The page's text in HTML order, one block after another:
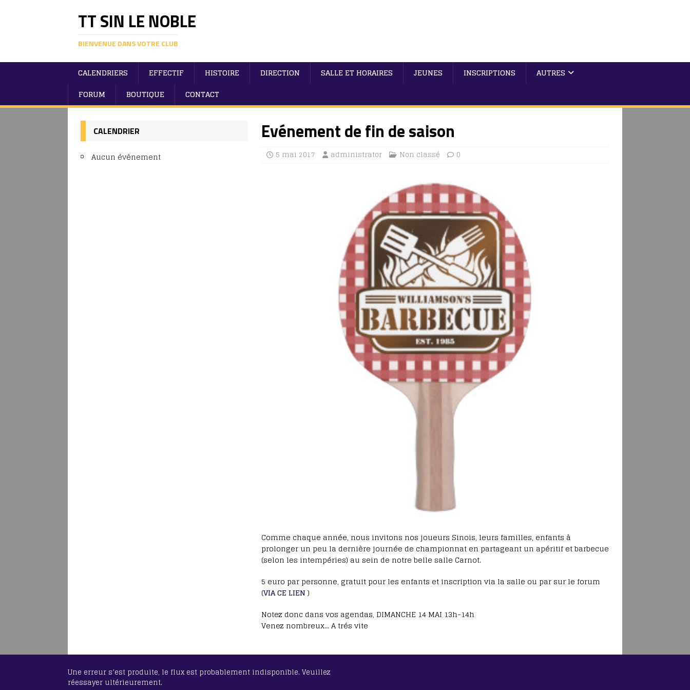
TT SIN LE NOBLE
BIENVENUE DANS VOTRE CLUB
CALENDRIERS EFFECTIF HISTOIRE DIRECTION SALLE ET HORAIRES JEUNES INSCRIPTIONS
AUTRES
FORUM
BOUTIQUE CONTACT
Evénement de fin de saison
5 mai 2017 administrator Non classé 0
Comme chaque année, nous invitons nos joueurs Sinois, leurs familles, enfants à
prolonger un peu la dernière journée de championnat en partageant un apéritif et barbecue
(selon les intempéries) au sein de notre belle salle Carnot.
5 euro par personne, gratuit pour les enfants et inscription via la salle ou par sur le forum
(VIA CE LIEN )
Notez donc dans vos agendas, DIMANCHE 14 MAI 13h-14h
Venez nombreux… A trés vite
CALENDRIER
Aucun évènement
Une erreur s’est produite, le flux est probablement indisponible. Veuillez
réessayer ultérieurement.